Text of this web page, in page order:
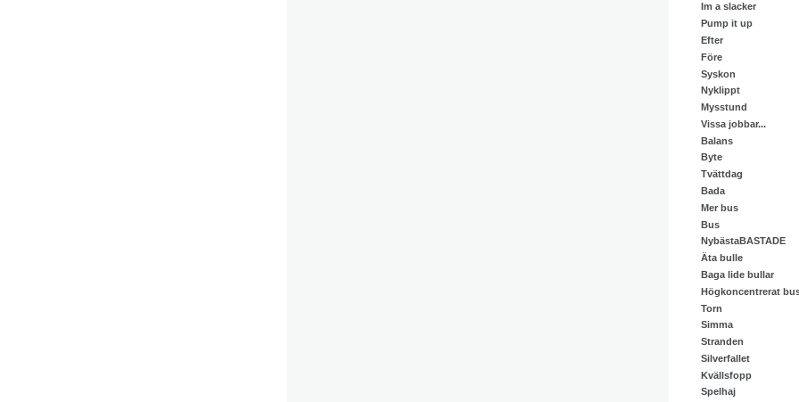
Im a slacker
Pump it up
Efter
Före
Syskon
Nyklippt
Mysstund
Vissa jobbar...
Balans
Byte
Tvättdag
Bada
Mer bus
Bus
NybästaBASTADE
Äta bulle
Baga lide bullar
Högkoncentrerat
Torn
Simma
Stranden
Silverfallet
Kvällsfopp
Spelhaj